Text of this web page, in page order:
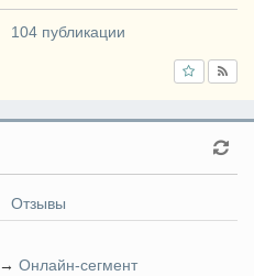
104 публикации
Отзывы
→ Онлайн-сегмент